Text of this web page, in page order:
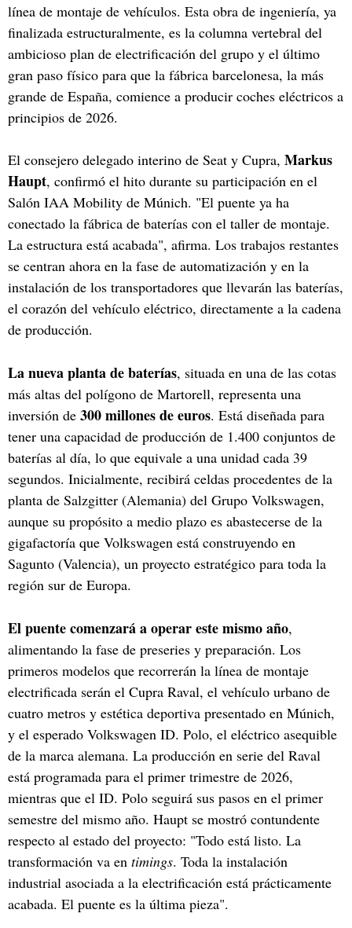
línea de montaje de vehículos. Esta obra de ingeniería, ya
finalizada estructuralmente, es la columna vertebral del
ambicioso plan de electrificación del grupo y el último
gran paso físico para que la fábrica barcelonesa, la más
grande de España, comience a producir coches eléctricos a
principios de 2026.
El consejero delegado interino de Seat y Cupra, Markus
Haupt, confirmó el hito durante su participación en el
Salón IAA Mobility de Múnich. "El puente ya ha
conectado la fábrica de baterías con el taller de montaje.
La estructura está acabada", afirma. Los trabajos restantes
se centran ahora en la fase de automatización y en la
instalación de los transportadores que llevarán las baterías,
el corazón del vehículo eléctrico, directamente a la cadena
de producción.
La nueva planta de baterías, situada en una de las cotas
más altas del polígono de Martorell, representa una
inversión de 300 millones de euros. Está diseñada para
tener una capacidad de producción de 1.400 conjuntos de
baterías al día, lo que equivale a una unidad cada 39
segundos. Inicialmente, recibirá celdas procedentes de la
planta de Salzgitter (Alemania) del Grupo Volkswagen,
aunque su propósito a medio plazo es abastecerse de la
gigafactoría que Volkswagen está construyendo en
Sagunto (Valencia), un proyecto estratégico para toda la
región sur de Europa.
El puente comenzará a operar este mismo año,
alimentando la fase de preseries y preparación. Los
primeros modelos que recorrerán la línea de montaje
electrificada serán el Cupra Raval, el vehículo urbano de
cuatro metros y estética deportiva presentado en Múnich,
y el esperado Volkswagen ID. Polo, el eléctrico asequible
de la marca alemana. La producción en serie del Raval
está programada para el primer trimestre de 2026,
mientras que el ID. Polo seguirá sus pasos en el primer
semestre del mismo año. Haupt se mostró contundente
respecto al estado del proyecto: "Todo está listo. La
transformación va en timings. Toda la instalación
industrial asociada a la electrificación está prácticamente
acabada. El puente es la última pieza".